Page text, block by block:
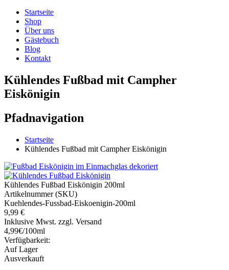
Startseite
Shop
Über uns
Gästebuch
Blog
Kontakt
Kühlendes Fußbad mit Campher
Eiskönigin
Pfadnavigation
Startseite
Kühlendes Fußbad mit Campher Eiskönigin
Kühlendes Fußbad Eiskönigin 200ml
Artikelnummer (SKU)
Kuehlendes-Fussbad-Eiskoenigin-200ml
9,99 €
Inklusive Mwst. zzgl. Versand
4,99€/100ml
Verfügbarkeit:
Auf Lager
Ausverkauft